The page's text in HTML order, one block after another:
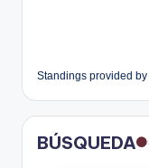
Standings provided by
BÚSQUEDA